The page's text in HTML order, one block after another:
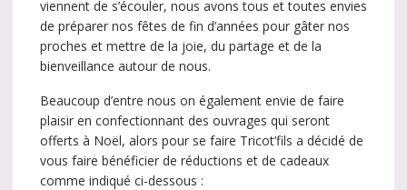
viennent de s’écouler, nous avons tous et toutes envies
de préparer nos fêtes de fin d’années pour gâter nos
proches et mettre de la joie, du partage et de la
bienveillance autour de nous.
Beaucoup d’entre nous on également envie de faire
plaisir en confectionnant des ouvrages qui seront
offerts à Noël, alors pour se faire Tricot’fils a décidé de
vous faire bénéficier de réductions et de cadeaux
comme indiqué ci-dessous :